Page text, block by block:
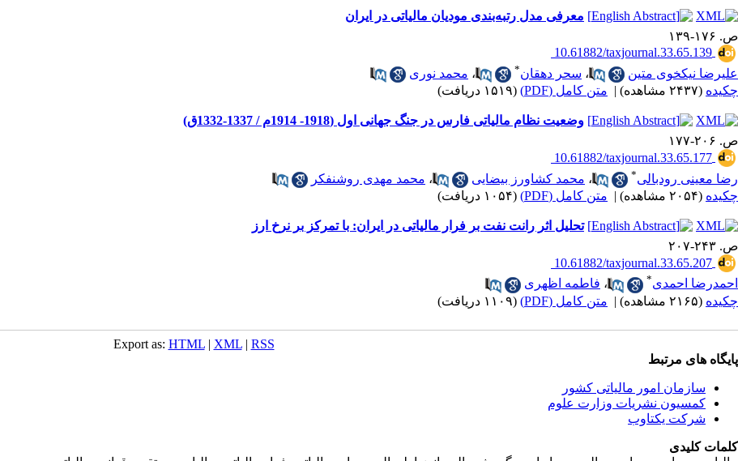
معرفی مدل رتبه‌بندی مودیان مالیاتی در ایران
ص. ۱۷۶-۱۳۹
‎ 10.61882/taxjournal.33.65.139
علیرضا نیکخوی متین
، سحر دهقان* ، محمد نوری
چکیده (۲۴۳۷ مشاهده) | متن کامل (PDF) (۱۵۱۹ دریافت)
وضعیت نظام مالیاتی فارس در جنگ جهانی اول (1918- 1914م / 1337-1332ق)
ص. ۲۰۶-۱۷۷
‎ 10.61882/taxjournal.33.65.177
رضا معینی رودبالی* ، محمد کشاورز بیضایی ، محمد مهدی روشنفکر
چکیده (۲۰۵۴ مشاهده) | متن کامل (PDF) (۱۰۵۴ دریافت)
تحلیل اثر رانت نفت بر فرار مالیاتی در ایران: با تمرکز بر نرخ ارز
ص. ۲۴۳-۲۰۷
‎ 10.61882/taxjournal.33.65.207
احمدرضا احمدی* ، فاطمه اظهری
چکیده (۲۱۶۵ مشاهده) | متن کامل (PDF) (۱۱۰۹ دریافت)
Export as: HTML| XML| RSS
پایگاه های مرتبط
سازمان امور مالياتی کشور
کمسیون نشریات وزارت علوم
شرکت یکتاوب
کلمات کلیدی